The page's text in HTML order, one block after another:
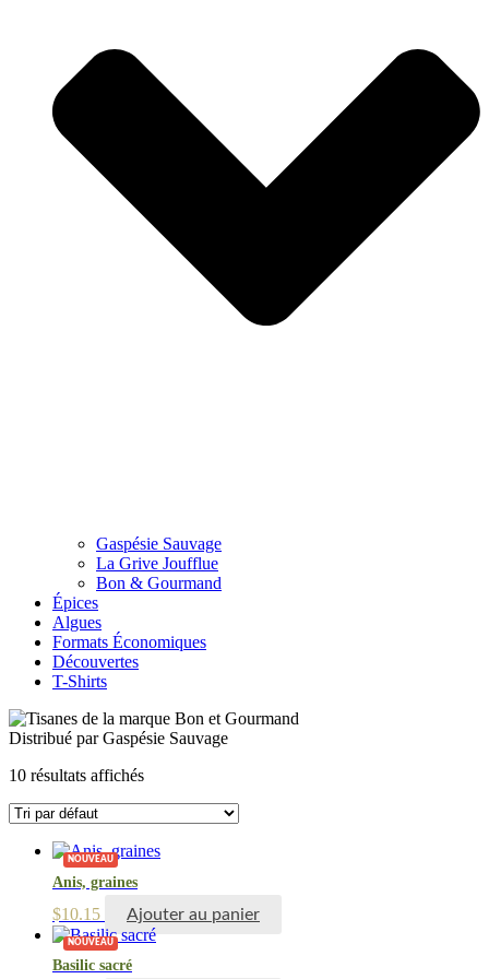
Gaspésie Sauvage
La Grive Joufflue
Bon & Gourmand
Épices
Algues
Formats Économiques
Découvertes
T-Shirts
Distribué par Gaspésie Sauvage
10 résultats affichés
NOUVEAU
Anis, graines
$10.15 Ajouter au panier
NOUVEAU
Basilic sacré